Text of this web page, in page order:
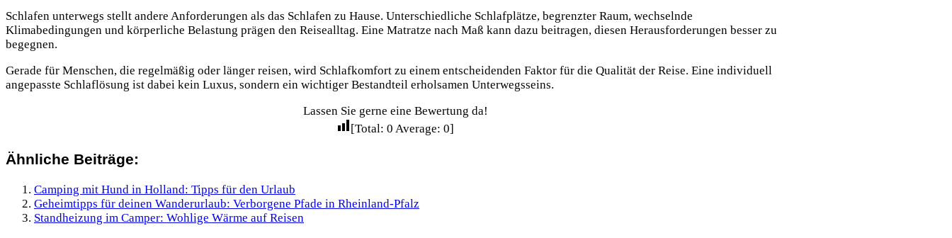
Schlafen unterwegs stellt andere Anforderungen als das Schlafen zu Hause. Unterschiedliche Schlafplätze, begrenzter Raum, wechselnde
Klimabedingungen und körperliche Belastung prägen den Reisealltag. Eine Matratze nach Maß kann dazu beitragen, diesen Herausforderungen besser zu
begegnen.
Gerade für Menschen, die regelmäßig oder länger reisen, wird Schlafkomfort zu einem entscheidenden Faktor für die Qualität der Reise. Eine individuell
angepasste Schlaflösung ist dabei kein Luxus, sondern ein wichtiger Bestandteil erholsamen Unterwegsseins.
Lassen Sie gerne eine Bewertung da!
[Total: 0 Average: 0]
Ähnliche Beiträge:
Camping mit Hund in Holland: Tipps für den Urlaub
Geheimtipps für deinen Wanderurlaub: Verborgene Pfade in Rheinland-Pfalz
Standheizung im Camper: Wohlige Wärme auf Reisen